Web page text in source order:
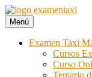
Ir
al
contenido
Examen Taxi te ayuda
Examen Taxi incluye
del taxi. Si quieres
Menú
Examen Taxi
Cursos
Curso
Temario